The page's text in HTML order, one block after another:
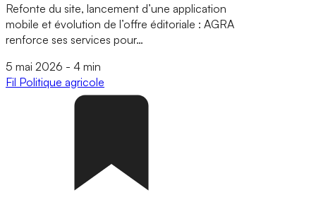
Refonte du site, lancement d’une application
mobile et évolution de l’offre éditoriale : AGRA
renforce ses services pour…
5 mai 2026 - 4 min
Fil Politique agricole